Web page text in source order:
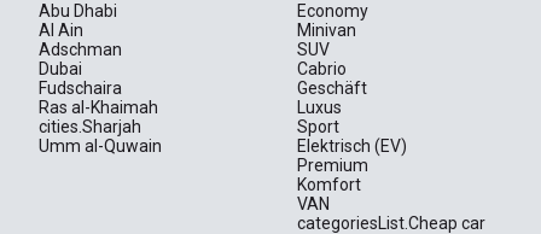
Abu Dhabi
Al Ain
Adschman
Dubai
Fudschaira
Ras al-Khaimah
cities.Sharjah
Umm al-Quwain
Economy
Minivan
SUV
Cabrio
Geschäft
Luxus
Sport
Elektrisch (EV)
Premium
Komfort
VAN
categoriesList.Cheap car